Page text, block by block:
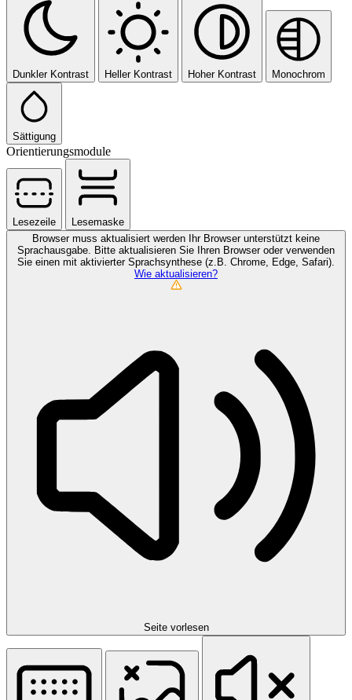
Dunkler Kontrast Heller Kontrast Hoher Kontrast Monochrom
Sättigung
Orientierungsmodule
Lesezeile
Lesemaske
Browser muss aktualisiert werden
Ihr Browser unterstützt keine
Sprachausgabe. Bitte aktualisieren Sie Ihren Browser oder verwenden
Sie einen mit aktivierter Sprachsynthese (z.B. Chrome, Edge, Safari).
Wie aktualisieren?
Seite vorlesen